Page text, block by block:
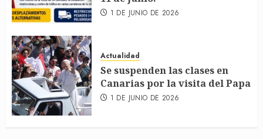
1 DE JUNIO DE 2026
Actualidad
Se suspenden las clases en
Canarias por la visita del Papa
1 DE JUNIO DE 2026